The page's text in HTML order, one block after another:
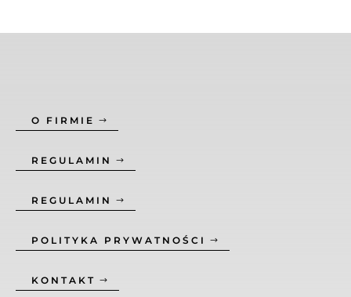
O FIRMIE
REGULAMIN
REGULAMIN
POLITYKA PRYWATNOŚCI
KONTAKT